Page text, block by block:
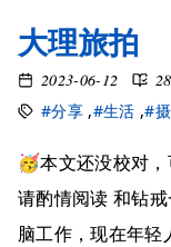
大理旅拍
2023-06-12
#分享 ,#生活 ,#
🥳本文还没校对，
请酌情阅读 和钻
脑工作，现在年轻